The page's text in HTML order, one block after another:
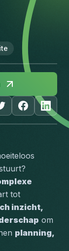
tot
inzicht,
om
planning,